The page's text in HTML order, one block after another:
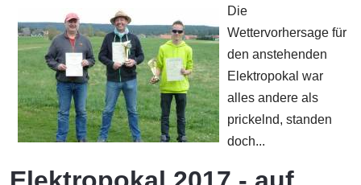
Die
Wettervorhersage für
den anstehenden
Elektropokal war
alles andere als
prickelnd, standen
doch...